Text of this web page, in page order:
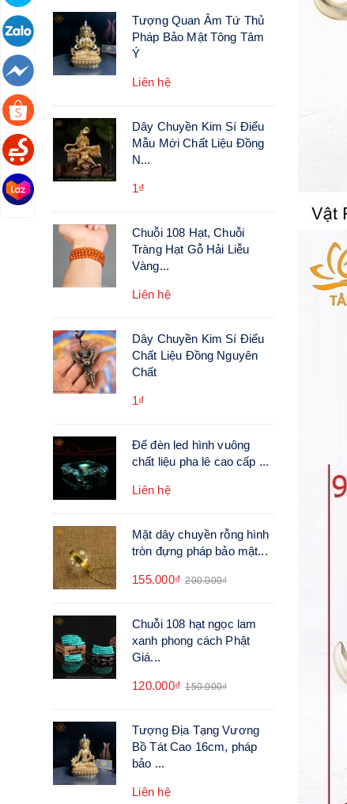
Tượng Quan Âm Tứ Thủ
Pháp Bảo Mật Tông Tâm
Ý
Liên hệ
Dây Chuyền Kim Sí Điểu
Mẫu Mới Chất Liệu Đồng
N...
1₫
Chuỗi 108 Hạt, Chuỗi
Tràng Hạt Gỗ Hải Liễu
Vàng...
Liên hệ
Dây Chuyền Kim Sí Điểu
Chất Liệu Đồng Nguyên
Chất
1₫
Đế đèn led hình vuông
chất liệu pha lê cao cấp ...
Liên hệ
Mặt dây chuyền rỗng hình
tròn đựng pháp bảo mật...
155.000₫ 200.000₫
Chuỗi 108 hạt ngọc lam
xanh phong cách Phật
Giá...
120.000₫ 150.000₫
Tượng Địa Tạng Vương
Bồ Tát Cao 16cm, pháp
bảo ...
Liên hệ